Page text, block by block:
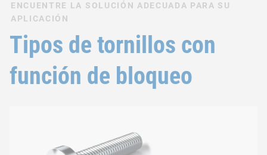
ENCUENTRE LA SOLUCIÓN ADECUADA PARA SU
APLICACIÓN
Tipos de tornillos con
función de bloqueo